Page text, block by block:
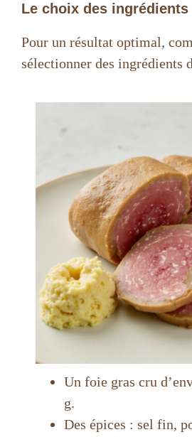
Le choix des ingrédients
Pour un résultat optimal,
sélectionner des ingrédients
Un foie gras cru
g.
Des épices : sel fin,